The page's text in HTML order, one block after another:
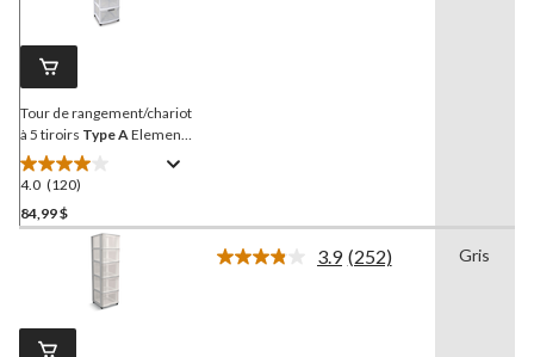
Tour de rangement/chariot
à 5 tiroirs Type AElement
avec roulettes, cadre blanc
verrouillable, 26 po
4.0 (120)
4.0
étoile(s)
sur
évaluations
84,99 $
3.9 Lire
(252) Gris